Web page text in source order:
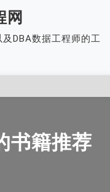
网
DBA数据工程师的工
书籍推荐